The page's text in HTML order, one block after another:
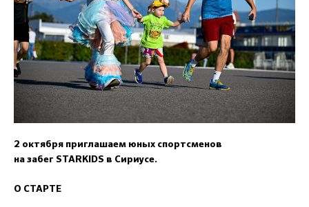
2 октября приглашаем юных спортсменов
на забег STARKIDS в Сириусе.
О СТАРТЕ